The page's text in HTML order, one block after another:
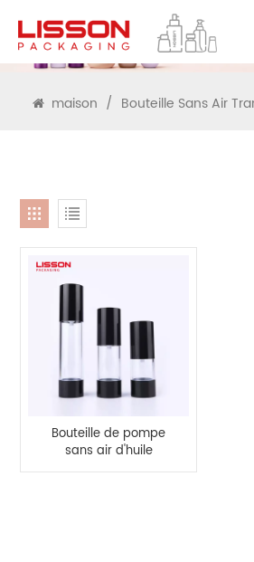
RECHERCHE
maison / Bouteille Sans Air
Bouteille de pompe
sans air d'huile
d'essence noire de 15